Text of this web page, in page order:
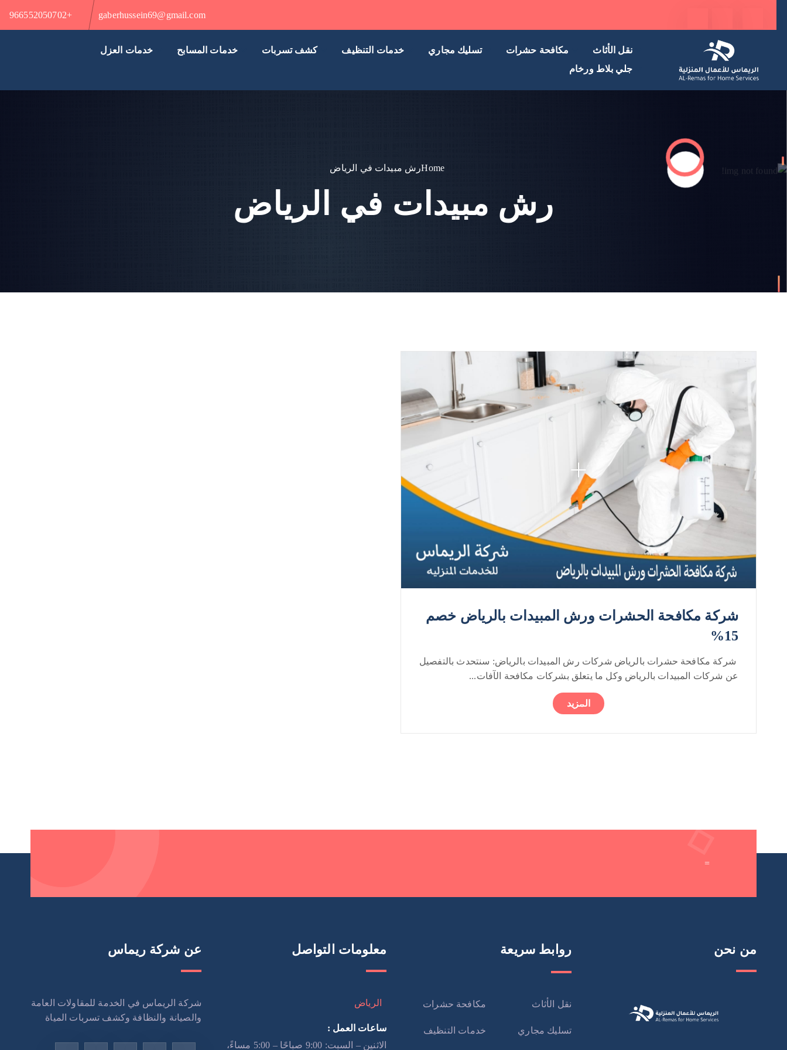
gaberhussein69@gmail.com
+966552050702
نقل الأثاث مكافحة حشرات تسليك مجاري خدمات التنظيف كشف تسربات خدمات المسابح
خدمات العزل
جلي بلاط ورخام
Homeرش مبيدات في الرياض
رش مبيدات في الرياض
شركة مكافحة الحشرات ورش المبيدات بالرياض خصم
15%
شركة مكافحة حشرات بالرياض شركات رش المبيدات بالرياض: سنتحدث بالتفصيل
عن شركات المبيدات بالرياض وكل ما يتعلق بشركات مكافحة الآفات...
المزيد
=
من نحن روابط سريعة
نقل الأثاث مكافحة حشرات
تسليك مجاري خدمات التنظيف
معلومات التواصل
الرياض
ساعات العمل :
الاثنين – السبت: 9:00 صباحًا – 5:00 مساءً،
عن شركة ريماس
شركة الريماس في الخدمة للمقاولات العامة
والصيانة والنظافة وكشف تسربات المياة